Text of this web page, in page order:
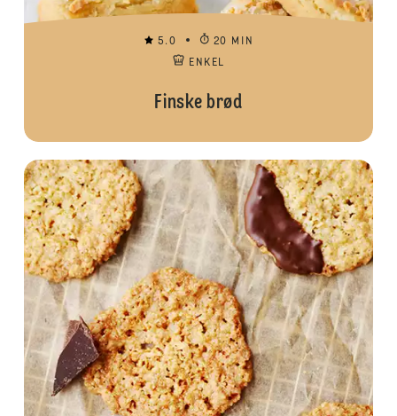
5.0
20 MIN
ENKEL
Finske brød